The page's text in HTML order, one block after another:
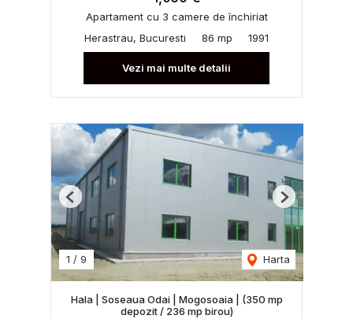
Apartament cu 3 camere de închiriat
Herastrau, Bucuresti
86 mp 1991
Vezi mai multe detalii
1 / 9 Harta
Previous Next
Hala | Soseaua Odai | Mogosoaia | (350 mp
depozit / 236 mp birou)